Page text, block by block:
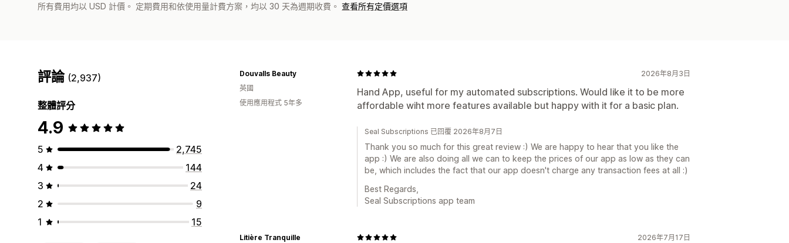
所有費用均以 USD 計價。 定期費用和依使用量計費方案，均以 30 天為週期收費。 查看所有定價選項
評論 (2,937)
整體評分
4.9
5
2,745
4
144
3
24
2
9
1
15
2026年8月3日
Hand App, useful for my automated subscriptions. Would like it to be more
affordable wiht more features available but happy with it for a basic plan.
Douvalls Beauty
英國
使用應用程式 5年多
Seal Subscriptions 已回覆 2026年8月7日
Thank you so much for this great review :) We are happy to hear that you like the
app :) We are also doing all we can to keep the prices of our app as low as they can
be, which includes the fact that our app doesn't charge any transaction fees at all :)
Best Regards,
Seal Subscriptions app team
2026年7月17日
Litière Tranquille